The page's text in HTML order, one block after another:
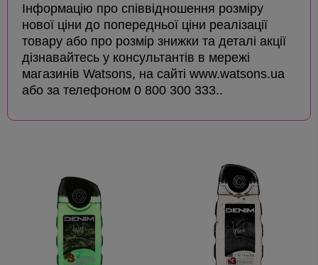
Інформацію про співвідношення розміру
нової ціни до попередньої ціни реалізації
товару або про розмір знижки та деталі акції
дізнавайтесь у консультантів в мережі
магазинів Watsons, на сайті www.watsons.ua
або за телефоном 0 800 300 333..